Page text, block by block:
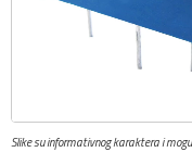
Slike su informativnog karaktera i